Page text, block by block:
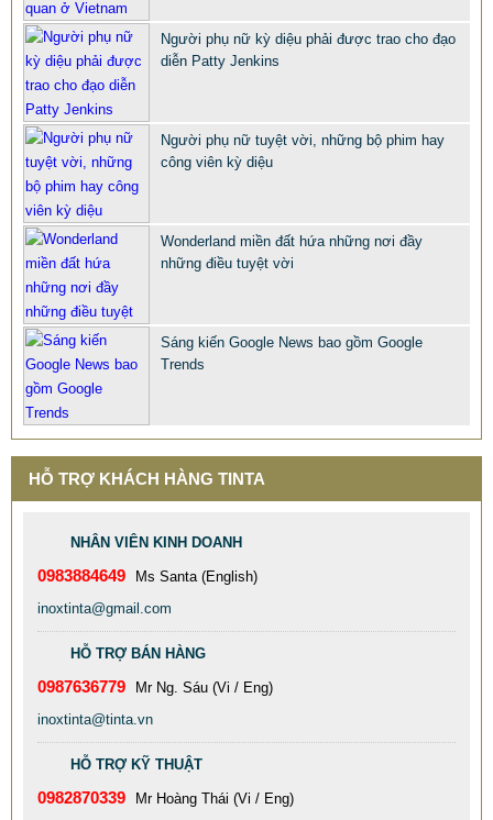
Mã sản phẩm: BAN GHE CONG NGHIEP GIA RE
Người phụ nữ kỳ diệu phải được trao cho đạo
diễn Patty Jenkins
Người phụ nữ tuyệt vời, những bộ phim hay
công viên kỳ diệu
Wonderland miền đất hứa những nơi đầy
những điều tuyệt vời
Sáng kiến Google News bao gồm Google
Trends
HỖ TRỢ KHÁCH HÀNG TINTA
NHÂN VIÊN KINH DOANH
0983884649
Ms Santa (English)
inoxtinta@gmail.com
HỖ TRỢ BÁN HÀNG
0987636779
Mr Ng. Sáu (Vi / Eng)
inoxtinta@tinta.vn
HỖ TRỢ KỸ THUẬT
0982870339
Mr Hoàng Thái (Vi / Eng)